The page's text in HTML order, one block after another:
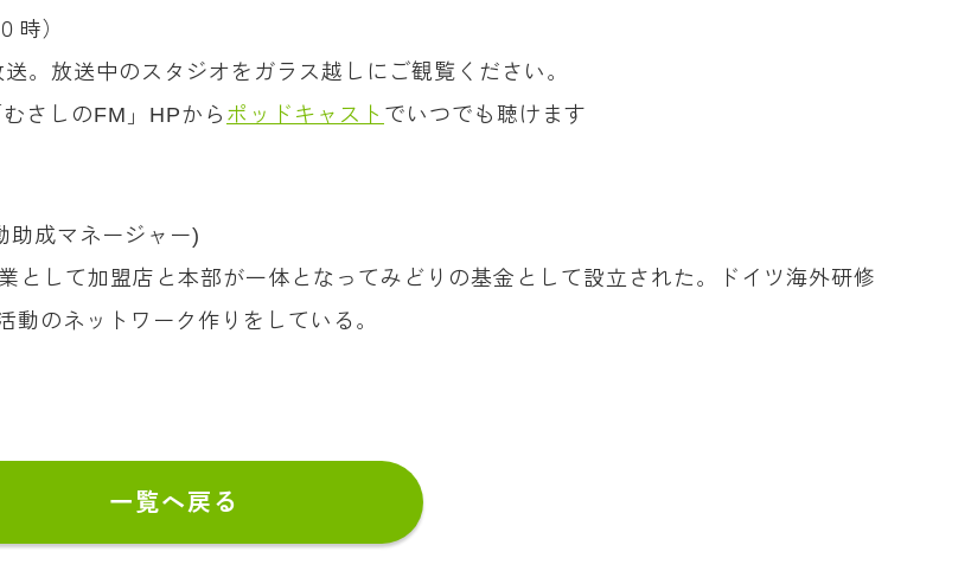
時）
。放送中のスタジオをガラス越しにご観覧ください。
さしのFM」HPから ポッドキャスト でいつでも聴けます
助成マネージャー)
として加盟店と本部が一体となってみどりの基金として設立された。ドイツ海外研修
のネットワーク作りをしている。
一覧へ戻る